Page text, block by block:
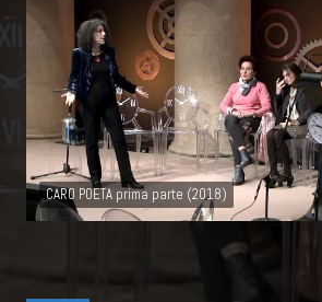
CARO POETA prima parte (2018)